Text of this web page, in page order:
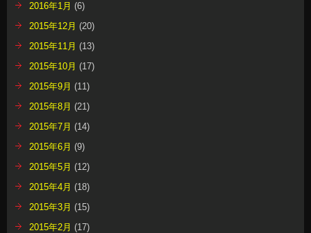
2016年1月 (6)
2015年12月 (20)
2015年11月 (13)
2015年10月 (17)
2015年9月 (11)
2015年8月 (21)
2015年7月 (14)
2015年6月 (9)
2015年5月 (12)
2015年4月 (18)
2015年3月 (15)
2015年2月 (17)